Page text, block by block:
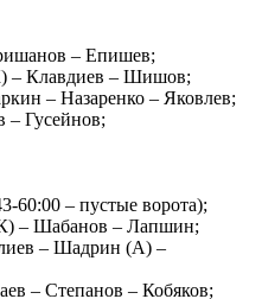
– Епишев;
– Клавдиев – Шишов;
– Назаренко – Яковлев;
Гусейнов;
60:00 – пустые ворота);
– Шабанов – Лапшин;
– Шадрин (А) –
– Степанов – Кобяков;